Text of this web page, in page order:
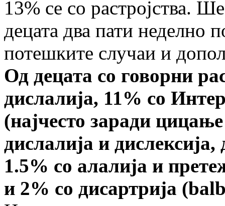
13% се со растројства.
децата два пати неделно
потешките случаи и
Од децата со говорни
дислалија, 11% со
(најчесто заради
дислалија и
1.5% со алалија и
и 2% со дисартрија